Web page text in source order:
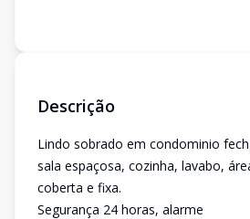
Descrição
Lindo sobrado em condominio
sala espaçosa, cozinha, lavabo,
coberta e fixa.
Segurança 24 horas, alarme